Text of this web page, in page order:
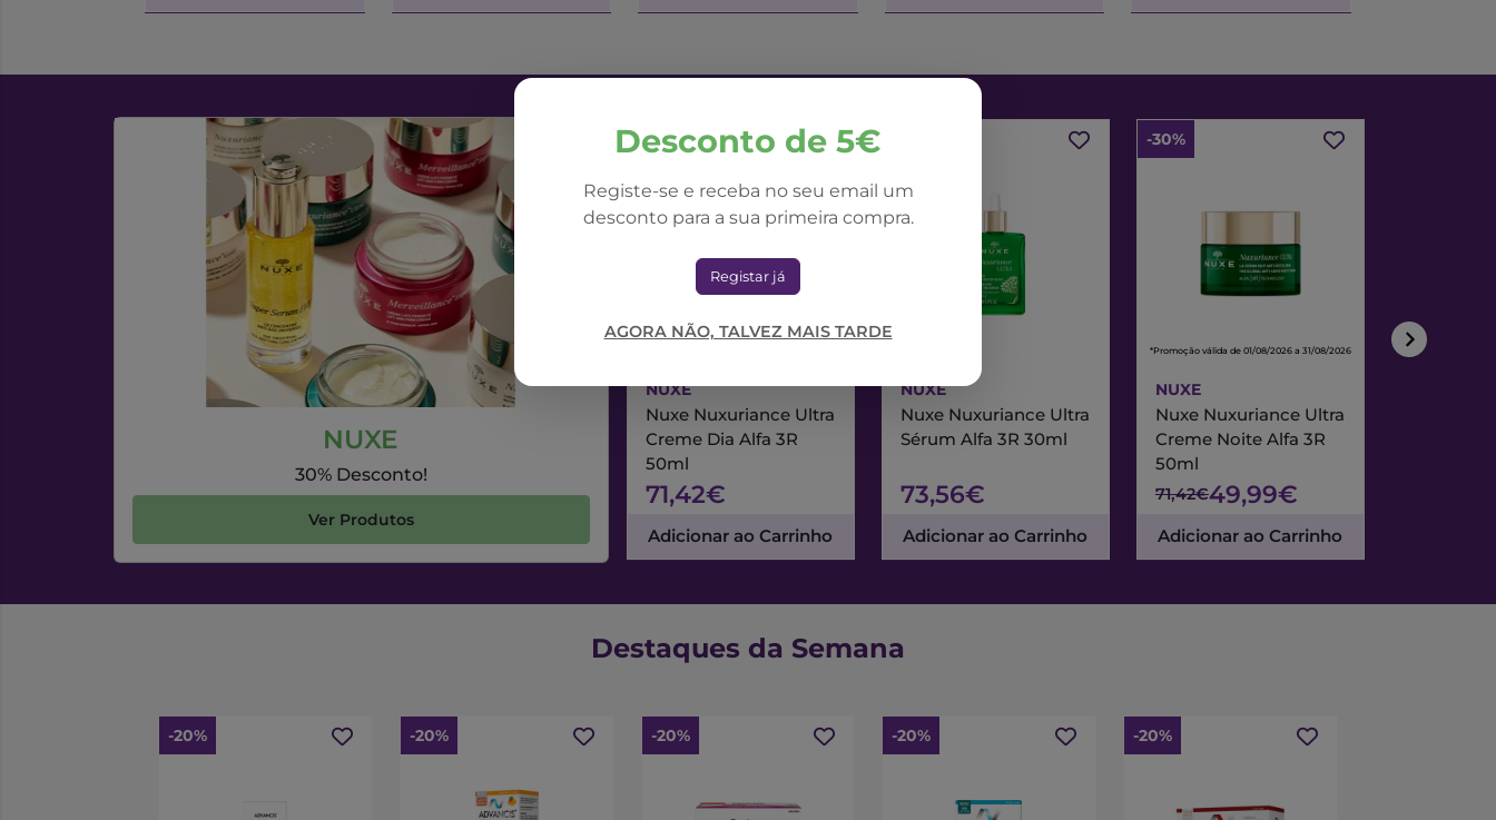
Desconto de 5€
Registe-se e receba no seu email um
desconto para a sua primeira compra.
Registar já
AGORA NÃO, TALVEZ MAIS TARDE
NUXE
30% Desconto!
Ver Produtos
NUXE
Nuxe Nuxuriance Ultra
Creme Dia Alfa 3R
50ml
71,42€
Adicionar ao Carrinho
NUXE
Nuxe Nuxuriance Ultra
Sérum Alfa 3R 30ml
73,56€
Adicionar ao Carrinho
-30%
*Promoção válida de 01/08/2026 a 31/08/2026
NUXE
Nuxe Nuxuriance Ultra
Creme Noite Alfa 3R
50ml
71,42€49,99€
Adicionar ao Carrinho
*Promoção válida
Destaques da Semana
-20% -20% -20% -20% -20%